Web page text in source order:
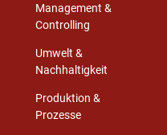
Management &
Controlling
Umwelt &
Nachhaltigkeit
Produktion &
Prozesse